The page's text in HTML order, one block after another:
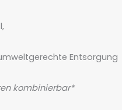
Entsorgung
kombinierbar*